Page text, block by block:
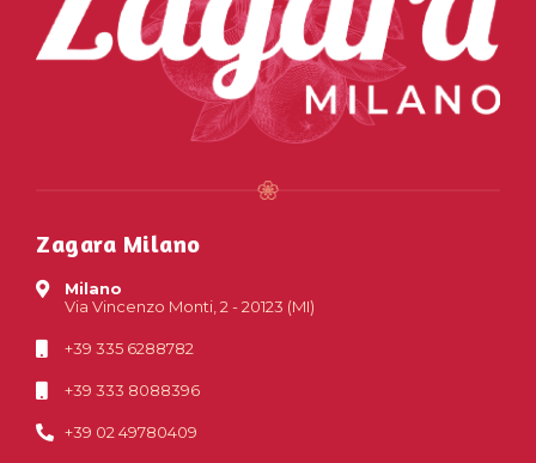
Zagara Milano
Milano
Via Vincenzo Monti, 2 - 20123 (MI)
+39 335 6288782
+39 333 8088396
+39 02 49780409